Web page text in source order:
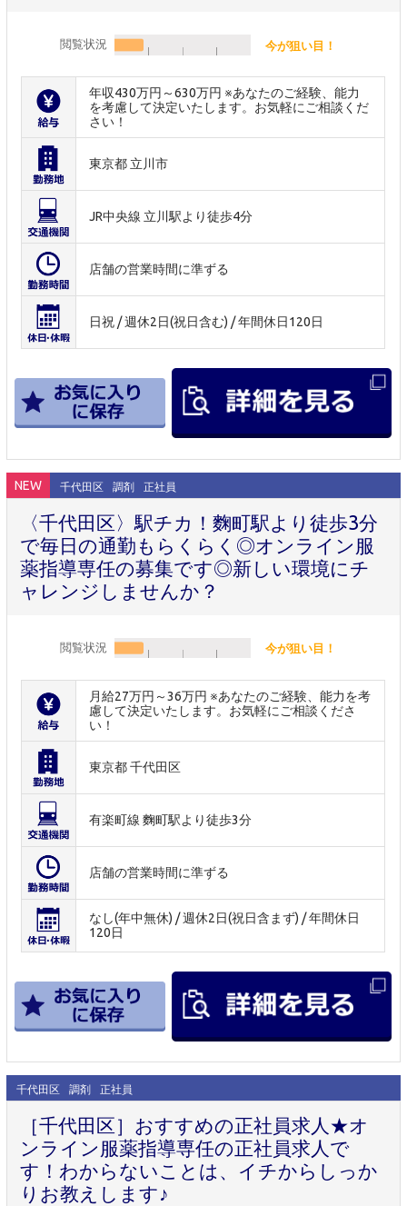
閲覧状況 今が狙い目！
年収430万円～630万円 ※あなたのご経験、能力
を考慮して決定いたします。お気軽にご相談くだ
さい！
東京都 立川市
JR中央線 立川駅より徒歩4分
店舗の営業時間に準ずる
日祝 / 週休2日(祝日含む) / 年間休日120日
NEW 千代田区 調剤 正社員
〈千代田区〉駅チカ！麴町駅より徒歩3分
で毎日の通勤もらくらく◎オンライン服
薬指導専任の募集です◎新しい環境にチ
ャレンジしませんか？
閲覧状況 今が狙い目！
月給27万円～36万円 ※あなたのご経験、能力を考
慮して決定いたします。お気軽にご相談くださ
い！
東京都 千代田区
有楽町線 麴町駅より徒歩3分
店舗の営業時間に準ずる
なし(年中無休) / 週休2日(祝日含まず) / 年間休日
120日
千代田区 調剤 正社員
［千代田区］おすすめの正社員求人★オ
ンライン服薬指導専任の正社員求人で
す！わからないことは、イチからしっか
りお教えします♪